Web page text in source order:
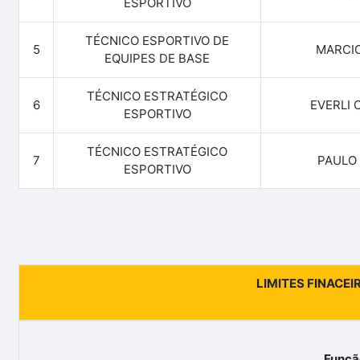
5
TÉCNICO ESPORTIVO DE
EQUIPES DE BASE
6
TÉCNICO ESTRATÉGICO
ESPORTIVO
EVERLI
7
TÉCNICO ESTRATÉGICO
ESPORTIVO
LIMITES